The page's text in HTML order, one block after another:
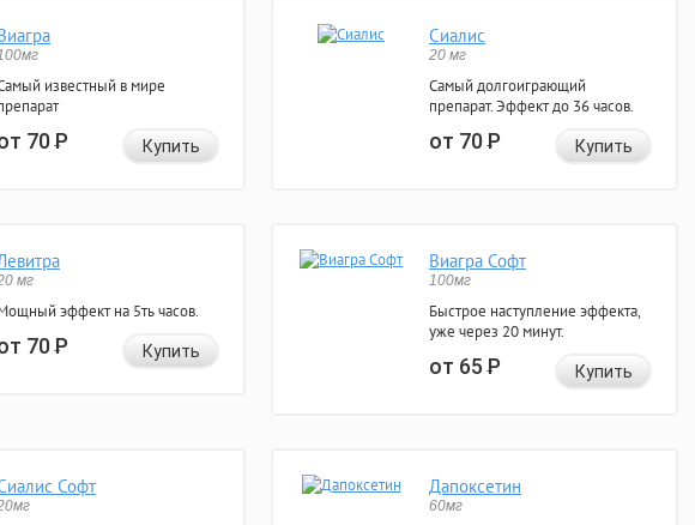
известный в мире
70Р Купить
Сиалис
20 мг
Самый долгоиграющий
препарат. Эффект до 36 часов.
от 70Р Купить
мг
эффект на 5ть часов.
70Р Купить
Виагра Софт
100мг
Быстрое наступление эффекта,
уже через 20 минут.
от 65Р Купить
Софт Дапоксетин
60мг